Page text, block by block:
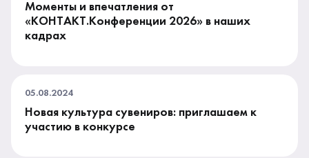
Моменты и впечатления от
«КОНТАКТ.Конференции 2026» в наших
кадрах
05.08.2024
Новая культура сувениров: приглашаем к
участию в конкурсе